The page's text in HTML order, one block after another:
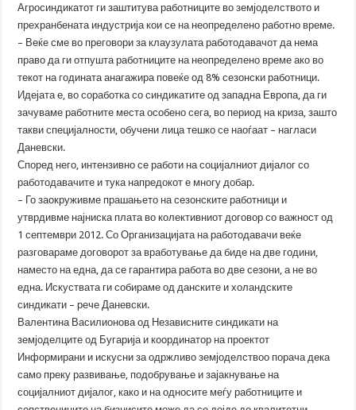
Агросиндикатот ги заштитува работниците во земјоделството и
прехранбената индустрија кои се на неопределено работно време.
– Веќе сме во преговори за клаузулата работодавачот да нема
право да ги отпушта работниците на неопределено време ако во
текот на годината анагажира повеќе од 8% сезонски работници.
Идејата е, во соработка со синдикатите од западна Европа, да ги
зачуваме работните места особено сега, во период на криза, зашто
такви специјалности, обучени лица тешко се наоѓаат – нагласи
Даневски.
Според него, интензивно се работи на социјалниот дијалог со
работодавачите и тука напредокот е многу добар.
– Го заокруживме прашањето на сезонските работници и
утврдивме најниска плата во колективниот договор со важност од
1 септември 2012. Со Организацијата на работодавачи веќе
разговараме договорот за вработување да биде на две години,
наместо на една, да се гарантира работа во две сезони, а не во
една. Искуствата ги собираме од данските и холандските
синдикати – рече Даневски.
Валентина Василионова од Независните синдикати на
земјоделците од Бугарија и координатор на проектот
Информирани и искусни за одржливо земјоделствоо порача дека
само преку развивање, подобрување и зајакнување на
социјалниот дијалог, како и на односите меѓу работниците и